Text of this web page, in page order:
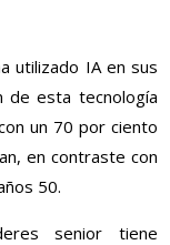
utilizado IA en sus
de esta tecnología
un 70 por ciento
en contraste con
50.
senior tiene